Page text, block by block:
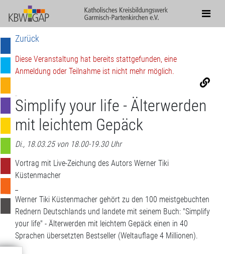
Zurück
Diese Veranstaltung hat bereits stattgefunden, eine
Anmeldung oder Teilnahme ist nicht mehr möglich.
Simplify your life - Älterwerden
mit leichtem Gepäck
Di., 18.03.25 von 18.00-19.30 Uhr
Vortrag mit Live-Zeichung des Autors Werner Tiki
Küstenmacher
Werner Tiki Küstenmacher gehört zu den 100 meistgebuchten
Rednern Deutschlands und landete mit seinem Buch: "Simplify
your life" - Älterwerden mit leichtem Gepäck einen in 40
Sprachen übersetzten Bestseller (Weltauflage 4 Millionen).